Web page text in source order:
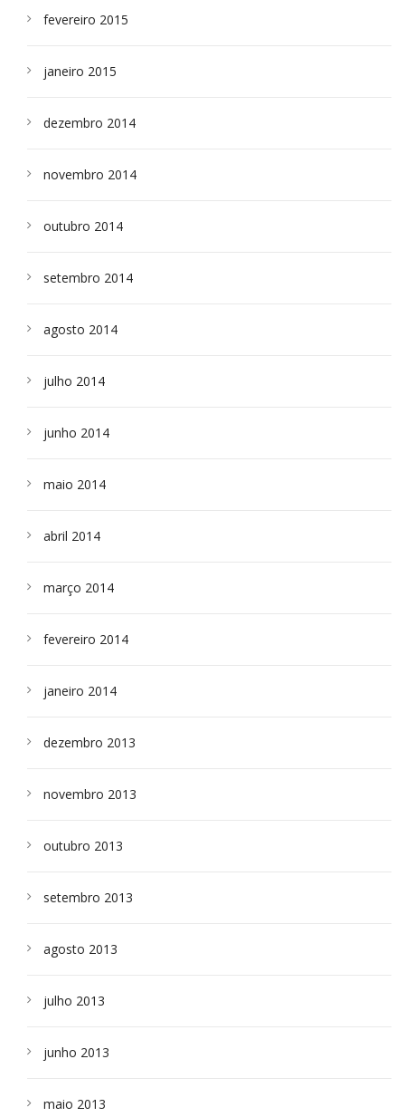
fevereiro 2015
janeiro 2015
dezembro 2014
novembro 2014
outubro 2014
setembro 2014
agosto 2014
julho 2014
junho 2014
maio 2014
abril 2014
março 2014
fevereiro 2014
janeiro 2014
dezembro 2013
novembro 2013
outubro 2013
setembro 2013
agosto 2013
julho 2013
junho 2013
maio 2013